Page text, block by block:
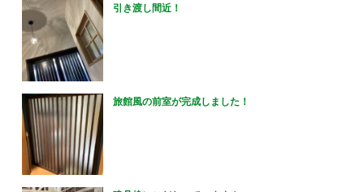
引き渡し間近！
旅館風の前室が完成しました！